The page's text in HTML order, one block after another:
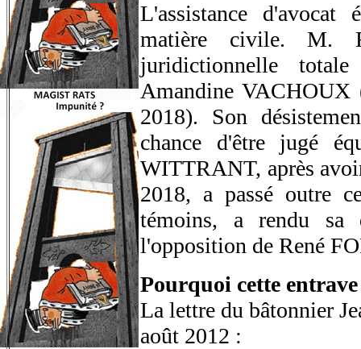
L'assistance
matière civile. M.
juridictionnelle
Amandine VACHOUX
2018). Son
chance d'être jugé
WITTRANT, après
2018, a passé outre
témoins, a rendu sa
l'opposition de René
Pourquoi cette
La lettre du bâtonnier
août 2012 :